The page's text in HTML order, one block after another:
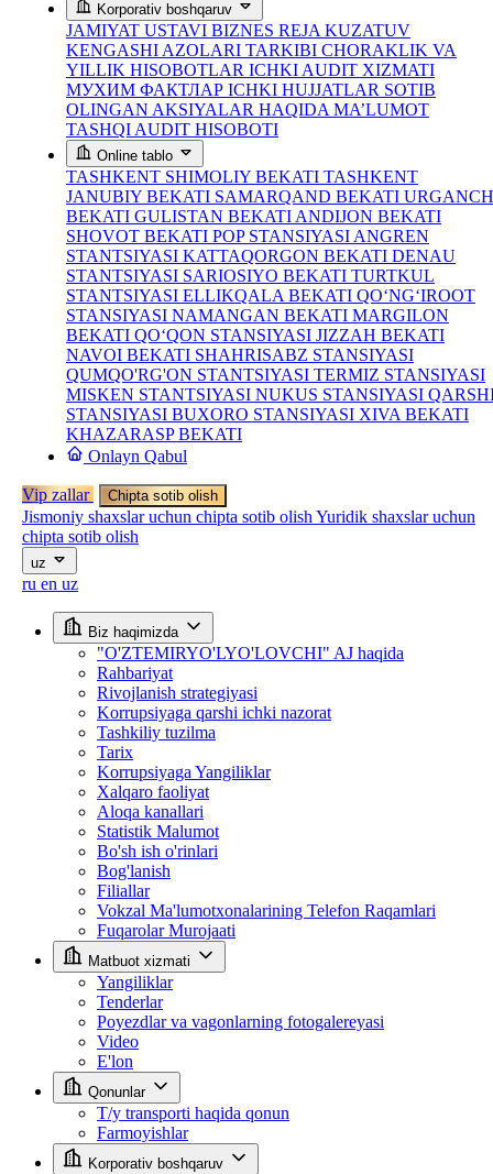
Korporativ boshqaruv
JAMIYAT USTAVI BIZNES REJA KUZATUV
KENGASHI AZOLARI TARKIBI CHORAKLIK VA
YILLIK HISOBOTLAR ICHKI AUDIT XIZMATI
МУХИМ ФАКТЛАР ICHKI HUJJATLAR SOTIB
OLINGAN AKSIYALAR HAQIDA MA’LUMOT
TASHQI AUDIT HISOBOTI
Online tablo
TASHKENT SHIMOLIY BEKATI TASHKENT
JANUBIY BEKATI SAMARQAND BEKATI URGANCH
BEKATI GULISTAN BEKATI ANDIJON BEKATI
SHOVOT BEKATI POP STANSIYASI ANGREN
STANTSIYASI KATTAQORGON BEKATI DENAU
STANTSIYASI SARIOSIYO BEKATI TURTKUL
STANTSIYASI ELLIKQALA BEKATI QO‘NG‘IROOT
STANSIYASI NAMANGAN BEKATI MARGILON
BEKATI QO‘QON STANSIYASI JIZZAH BEKATI
NAVOI BEKATI SHAHRISABZ STANSIYASI
QUMQO'RG'ON STANTSIYASI TERMIZ STANSIYASI
MISKEN STANTSIYASI NUKUS STANSIYASI
STANSIYASI BUXORO STANSIYASI XIVA BEKATI
KHAZARASP BEKATI
Onlayn Qabul
Vip zallar Chipta sotib olish
Jismoniy shaxslar uchun chipta sotib olish Yuridik shaxslar uchun
chipta sotib olish
uz
ru en uz
Biz haqimizda
"O'ZTEMIRYO'LYO'LOVCHI" AJ haqida
Rahbariyat
Rivojlanish strategiyasi
Korrupsiyaga qarshi ichki nazorat
Tashkiliy tuzilma
Tarix
Korrupsiyaga Yangiliklar
Xalqaro faoliyat
Aloqa kanallari
Statistik Malumot
Bo'sh ish o'rinlari
Bog'lanish
Filiallar
Vokzal Ma'lumotxonalarining Telefon Raqamlari
Fuqarolar Murojaati
Matbuot xizmati
Yangiliklar
Tenderlar
Poyezdlar va vagonlarning fotogalereyasi
Video
E'lon
Qonunlar
T/y transporti haqida qonun
Farmoyishlar
Korporativ boshqaruv